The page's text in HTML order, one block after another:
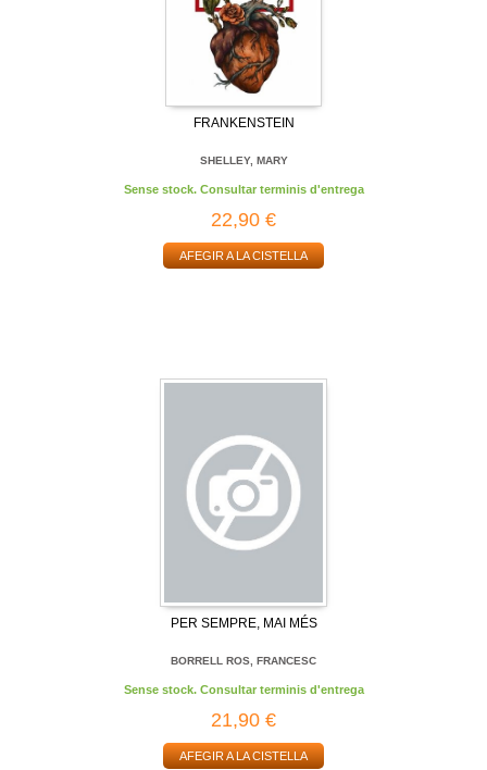
FRANKENSTEIN
SHELLEY, MARY
Sense stock. Consultar terminis d'entrega
22,90 €
AFEGIR A LA CISTELLA
PER SEMPRE, MAI MÉS
BORRELL ROS, FRANCESC
Sense stock. Consultar terminis d'entrega
21,90 €
AFEGIR A LA CISTELLA